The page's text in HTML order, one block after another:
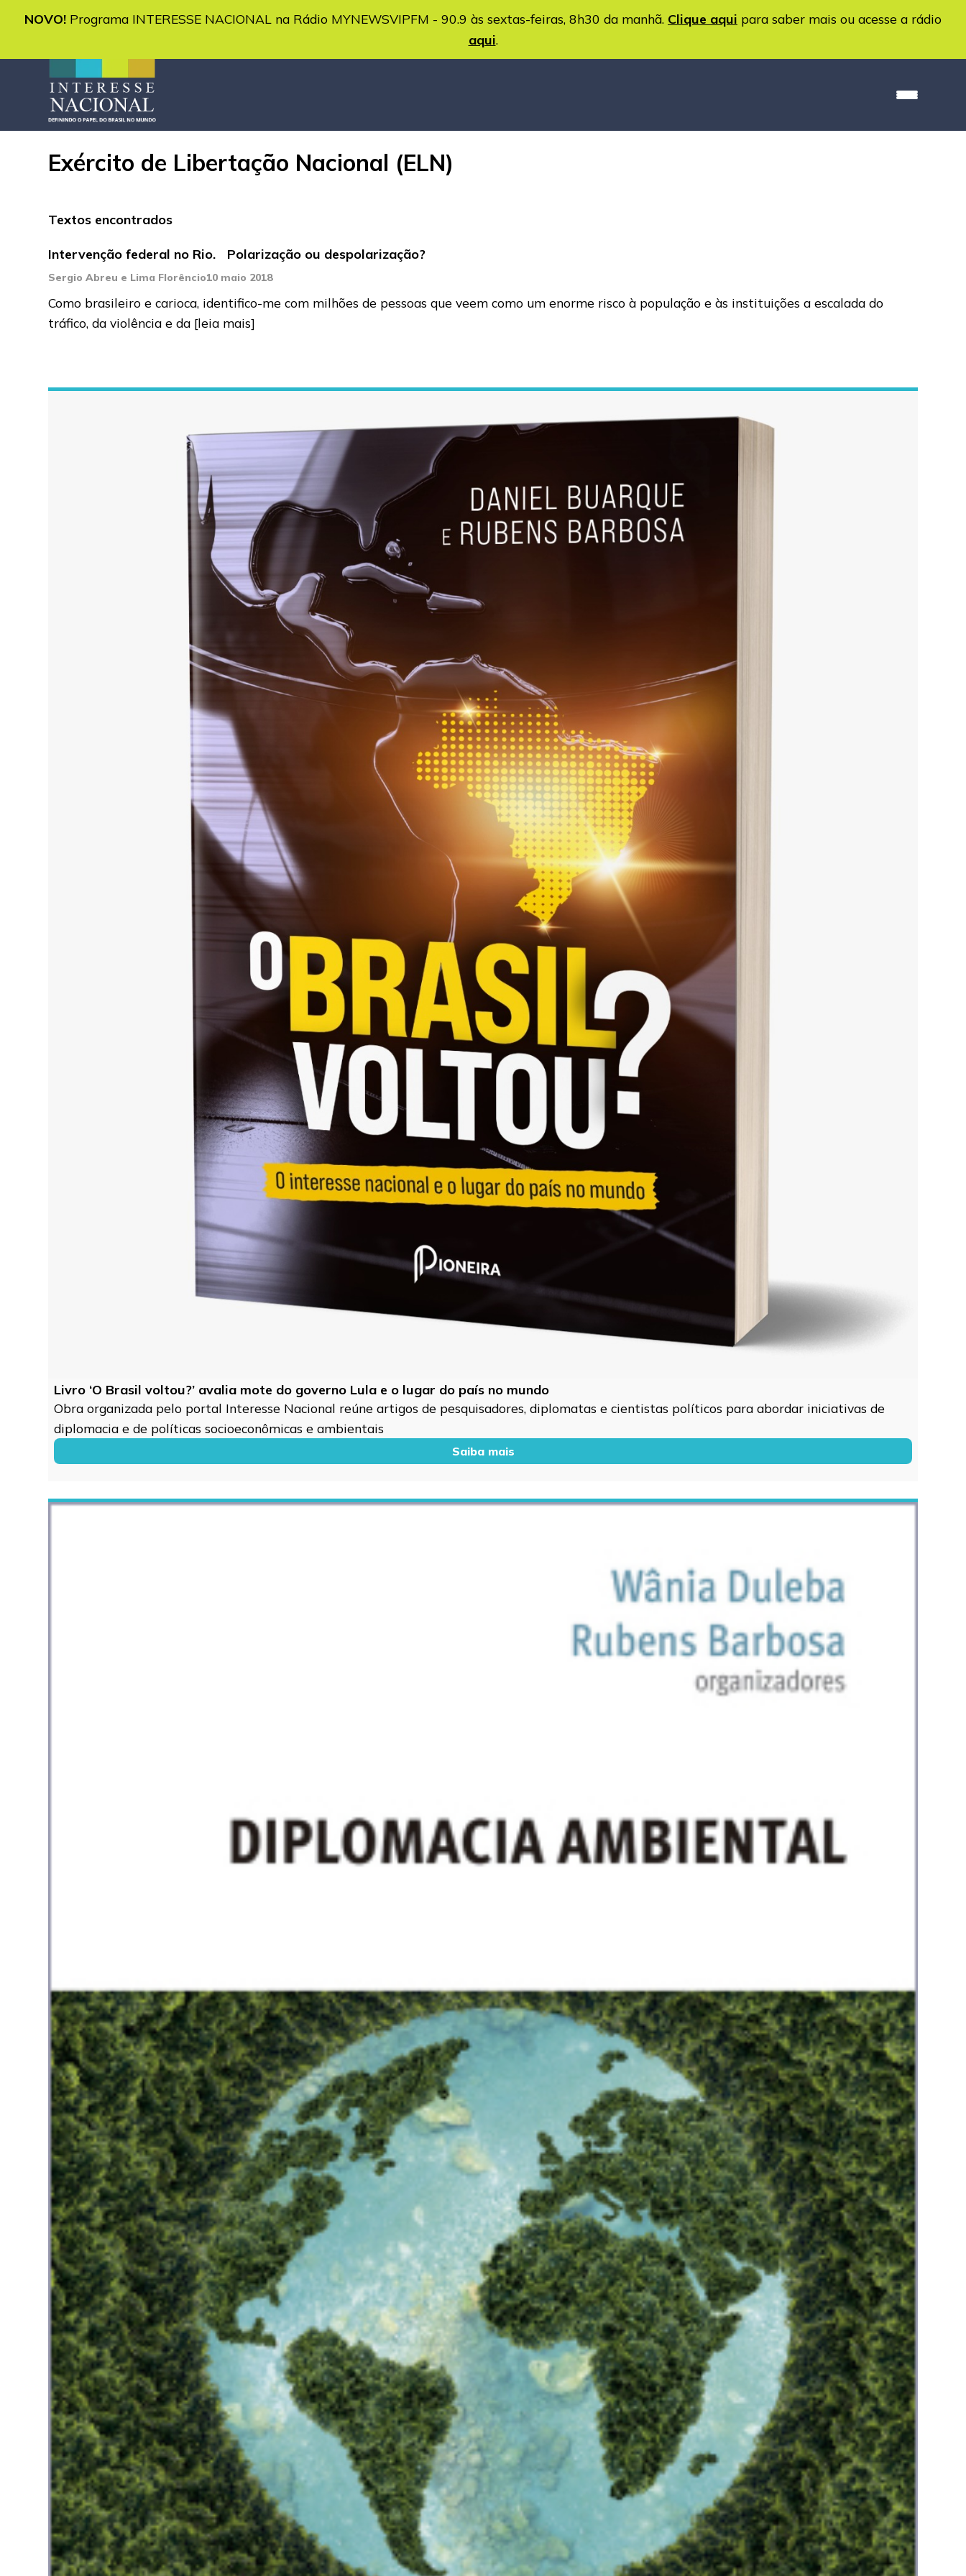
NOVO! Programa INTERESSE NACIONAL na Rádio MYNEWSVIPFM - 90.9 às sextas-feiras, 8h30 da manhã. Clique aqui para saber mais ou acesse a rádio
aqui.
Exército de Libertação Nacional (ELN)
Textos encontrados
Intervenção federal no Rio. Polarização ou despolarização?
Sergio Abreu e Lima Florêncio10 maio 2018
Como brasileiro e carioca, identifico-me com milhões de pessoas que veem como um enorme risco à população e às instituições a escalada do
tráfico, da violência e da [leia mais]
Livro ‘O Brasil voltou?’ avalia mote do governo Lula e o lugar do país no mundo
Obra organizada pelo portal Interesse Nacional reúne artigos de pesquisadores, diplomatas e cientistas políticos para abordar iniciativas de
diplomacia e de políticas socioeconômicas e ambientais
Saiba mais